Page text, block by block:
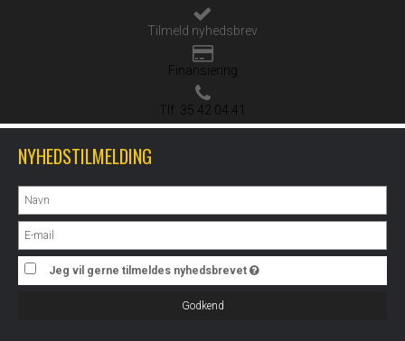
Tilmeld nyhedsbrev
Finansiering
Tlf. 35 42 04 41
NYHEDSTILMELDING
Jeg vil gerne tilmeldes nyhedsbrevet
Godkend